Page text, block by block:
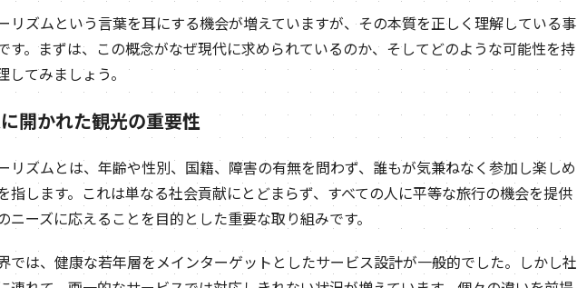
リズムという言葉を耳にする機会が増えていますが、その本質を正しく理解している事
す。まずは、この概念がなぜ現代に求められているのか、そしてどのような可能性を持
してみましょう。
開かれた観光の重要性
リズムとは、年齢や性別、国籍、障害の有無を問わず、誰もが気兼ねなく参加し楽しめ
指します。これは単なる社会貢献にとどまらず、すべての人に平等な旅行の機会を提供
ニーズに応えることを目的とした重要な取り組みです。
では、健康な若年層をメインターゲットとしたサービス設計が一般的でした。しかし社